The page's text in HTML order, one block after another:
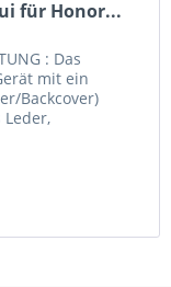
für Honor...
: Das
mit ein
Backcover)
Leder,